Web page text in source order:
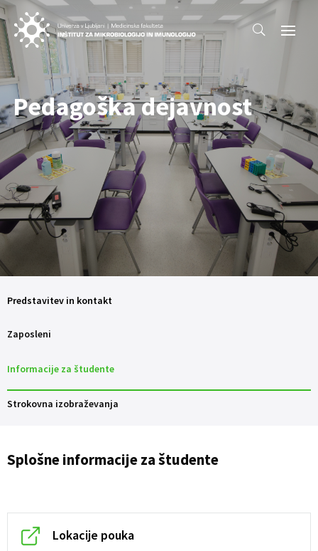
Pedagoška dejavnost
Predstavitev in kontakt
Zaposleni
Informacije za študente
Strokovna izobraževanja
Splošne informacije za študente
Lokacije pouka